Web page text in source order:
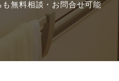
無料相談・お問合せ可能